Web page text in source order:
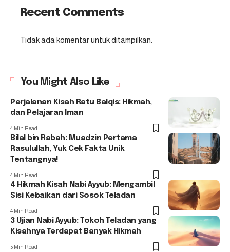
Recent Comments
Tidak ada komentar untuk ditampilkan.
You Might Also Like
Perjalanan Kisah Ratu Balqis: Hikmah,
dan Pelajaran Iman
4 Min Read
Bilal bin Rabah: Muadzin Pertama
Rasulullah, Yuk Cek Fakta Unik
Tentangnya!
4 Min Read
4 Hikmah Kisah Nabi Ayyub: Mengambil
Sisi Kebaikan dari Sosok Teladan
4 Min Read
3 Ujian Nabi Ayyub: Tokoh Teladan yang
Kisahnya Terdapat Banyak Hikmah
5 Min Read